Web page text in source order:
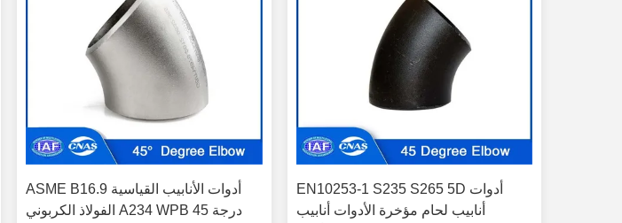
ASME B16.9 أدوات الأنابيب القياسية
الفولاذ الكربوني A234 WPB 45 درجة
EN10253-1 S235 S265 5D أدوات
أنابيب لحام مؤخرة الأدوات أنابيب